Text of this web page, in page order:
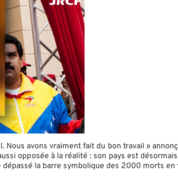
Nous avons vraiment fait du bon travail »
opposée à la réalité : son pays est
la barre symbolique des 2000 morts en